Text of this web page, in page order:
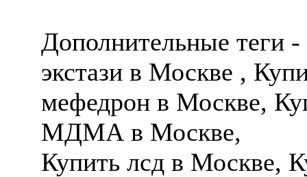
Дополнительные теги
экстази в Москве ,
мефедрон в Москве,
МДМА в Москве,
Купить лсд в Москве,